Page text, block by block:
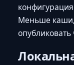
Меньше